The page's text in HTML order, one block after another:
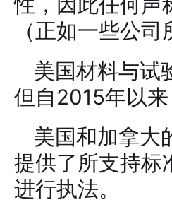
（正如一些公
美国材料与试
但自2015年以
美国和加拿大
提供了所支持标
进行执法。